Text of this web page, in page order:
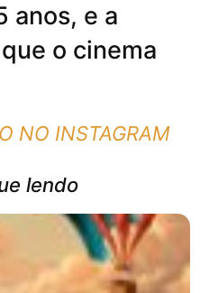
anos, e a
o cinema
NO INSTAGRAM
lendo